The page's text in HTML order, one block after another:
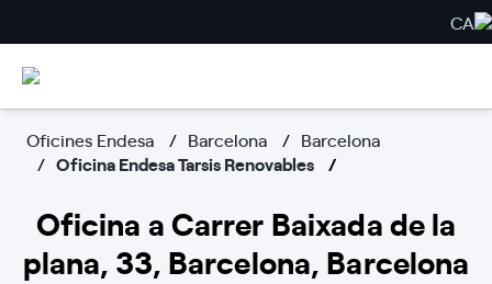
CA
Oficines Endesa Barcelona
Barcelona
Oficina Endesa Tarsis Renovables
Oficina a Carrer Baixada de la
plana, 33, Barcelona, Barcelona